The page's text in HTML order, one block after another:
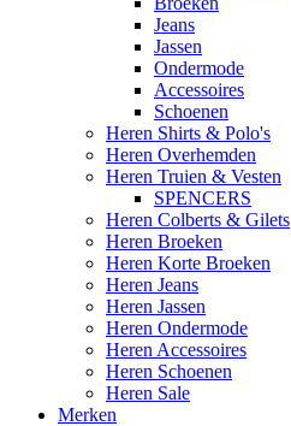
Jeans
Jassen
Ondermode
Accessoires
Schoenen
Heren Shirts & Polo's
Heren Overhemden
Heren Truien & Vesten
SPENCERS
Heren Colberts & Gilets
Heren Broeken
Heren Korte Broeken
Heren Jeans
Heren Jassen
Heren Ondermode
Heren Accessoires
Heren Schoenen
Heren Sale
Merken